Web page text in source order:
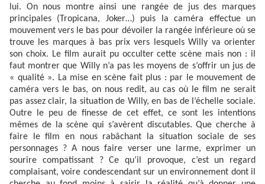
lui. On nous montre ainsi une rangée de jus des marques
principales (Tropicana, Joker…) puis la caméra effectue un
mouvement vers le bas pour dévoiler la rangée inférieure où se
trouve les marques à bas prix vers lesquels Willy va orienter
son choix. Le film aurait pu occulter cette scène mais non : il
faut montrer que Willy n’a pas les moyens de s’offrir un jus de
« qualité ». La mise en scène fait plus : par le mouvement de
caméra vers le bas, on nous redit, au cas où le film ne serait
pas assez clair, la situation de Willy, en bas de l’échelle sociale.
Outre le peu de finesse de cet effet, ce sont les intentions
mêmes de la scène qui s’avèrent discutables. Que cherche à
faire le film en nous rabâchant la situation sociale de ses
personnages ? A nous faire verser une larme, exprimer un
sourire compatissant ? Ce qu’il provoque, c’est un regard
complaisant, voire condescendant sur un environnement dont il